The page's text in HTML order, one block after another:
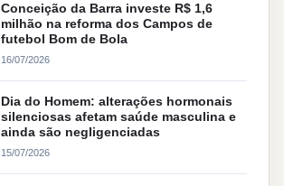
Conceição da Barra investe R$ 1,6
milhão na reforma dos Campos de
futebol Bom de Bola
16/07/2026
Dia do Homem: alterações hormonais
silenciosas afetam saúde masculina e
ainda são negligenciadas
15/07/2026